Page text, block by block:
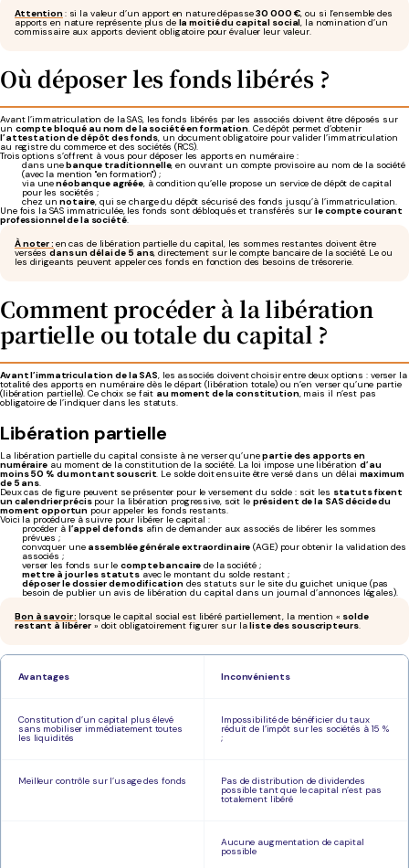
Attention: si la valeur d’un apport en nature dépasse30 000 €, ou si l’ensemble des
apports en nature représente plus de la moitié du capital social, la nomination d’un
commissaire aux apports devient obligatoire pour évaluer leur valeur.
Où déposer les fonds libérés ?
Avant l’immatriculation de la SAS, les fonds libérés par les associés doivent être déposés sur
un compte bloqué au nom de la société en formation. Ce dépôt permet d’obtenir
l’attestation de dépôt des fonds, un document obligatoire pour valider l’immatriculation
au registre du commerce et des sociétés (RCS).
Trois options s’offrent à vous pour déposer les apports en numéraire :
dans unebanque traditionnelle, en ouvrant un compte provisoire au nom de la société
(avec la mention "en formation") ;
via unenéobanque agréée, à condition qu’elle propose un service de dépôt de capital
pour les sociétés ;
chez un notaire, qui se charge du dépôt sécurisé des fonds jusqu’à l’immatriculation.
Une fois la SAS immatriculée, les fonds sont débloqués et transférés surle compte courant
professionnel de la société.
À noter : en cas de libération partielle du capital, les sommes restantes doivent être
verséesdans un délai de 5 ans, directement sur le compte bancaire de la société. Le ou
les dirigeants peuvent appeler ces fonds en fonction des besoins de trésorerie.
Comment procéder à la libération
partielle ou totale du capital ?
Avant l’immatriculation de la SAS, les associés doivent choisir entre deux options : verser la
totalité des apports en numéraire dès le départ (libération totale) ou n’en verser qu’une partie
(libération partielle). Ce choix se fait au moment de la constitution, mais il n’est pas
obligatoire de l’indiquer dans les statuts.
Libération partielle
La libération partielle du capital consiste à ne verser qu’unepartie des apports en
numéraireau moment de la constitution de la société. La loi impose une libérationd’au
moins 50 % du montant souscrit. Le solde doit ensuite être versé dans un délai maximum
de 5 ans.
Deux cas de figure peuvent se présenter pour le versement du solde : soit les statuts fixent
un calendrier précispour la libération progressive, soit le président de la SAS décide du
moment opportun pour appeler les fonds restants.
Voici la procédure à suivre pour libérer le capital :
procéder à l’appel de fondsafin de demander aux associés de libérer les sommes
prévues ;
convoquer une assemblée générale extraordinaire (AGE) pour obtenir la validation des
associés ;
verser les fonds sur lecompte bancaire de la société ;
mettre à jour les statutsavec le montant du solde restant ;
déposer le dossier de modificationdes statuts sur le site du guichet unique (pas
besoin de publier un avis de libération du capital dans un journal d’annonces légales).
Bon à savoir : lorsque le capital social est libéré partiellement, la mention « solde
restant à libérer» doit obligatoirement figurer sur laliste des souscripteurs.
Avantages Inconvénients
Constitution d’un capital plus élevé
sans mobiliser immédiatement toutes
les liquidités
Impossibilité de bénéficier du taux
réduit de l’impôt sur les sociétés à 15 %
;
Meilleur contrôle sur l’usage des fonds Pas de distribution de dividendes
possible tant que le capital n’est pas
totalement libéré
Aucune augmentation de capital
possible